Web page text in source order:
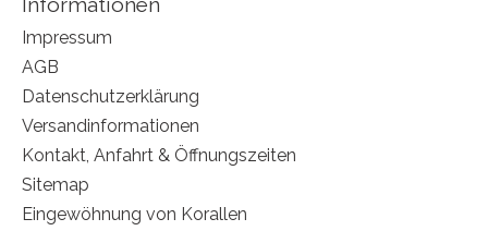
Impressum
AGB
Datenschutzerklärung
Versandinformationen
Kontakt, Anfahrt & Öffnungszeiten
Sitemap
Eingewöhnung von Korallen